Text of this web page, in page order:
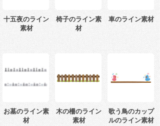
十五夜のライン
素材
椅子のライン素
材
車のライン素材
お墓のライン素
材
木の柵のライン
素材
歌う鳥のカップ
ルのライン素材